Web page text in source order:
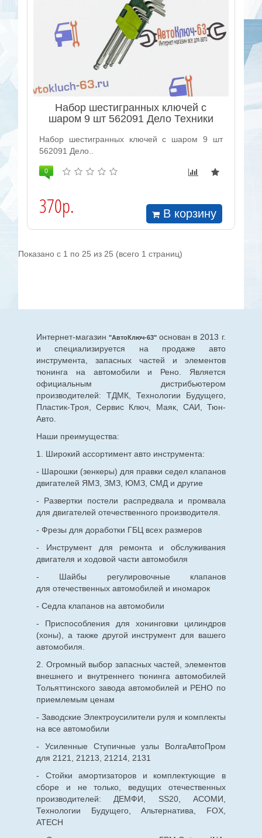
Набор шестигранных ключей с
шаром 9 шт 562091 Дело Техники
Набор шестигранных ключей с шаром 9 шт
562091 Дело..
0
370р. В корзину
Показано с 1 по 25 из 25 (всего 1 страниц)
Интернет-магазин "АвтоКлюч-63" основан в 2013 г.
и специализируется на продаже авто
инструмента, запасных частей и элементов
тюнинга на автомобили и Рено. Является
официальным дистрибьютером
производителей: ТДМК, Технологии Будущего,
Пластик-Троя, Сервис Ключ, Маяк, САИ, Тюн-
Авто.
Наши преимущества:
1. Широкий ассортимент авто инструмента:
- Шарошки (зенкеры) для правки седел клапанов
двигателей ЯМЗ, ЗМЗ, ЮМЗ, СМД и другие
- Развертки постели распредвала и промвала
для двигателей отечественного производителя.
- Фрезы для доработки ГБЦ всех размеров
- Инструмент для ремонта и обслуживания
двигателя и ходовой части автомобиля
- Шайбы регулировочные клапанов
для отечественныхавтомобилей и иномарок
- Седла клапанов на автомобили
- Приспособления для хонинговки цилиндров
(хоны), а также другой инструмент для вашего
автомобиля.
2. Огромный выбор запасных частей, элементов
внешнего и внутреннего тюнинга автомобилей
Тольяттинского завода автомобилей и РЕНО по
приемлемым ценам
- Заводские Электроусилители руля и комплекты
на все автомобили
- Усиленные Ступичные узлы ВолгаАвтоПром
для 2121, 21213, 21214, 2131
- Стойки амортизаторов и комплектующие в
сборе и не только, ведущих отечественных
производителей: ДЕМФИ, SS20, АСОМИ,
Технологии Будущего, Альтернатива, FOX,
ATECH